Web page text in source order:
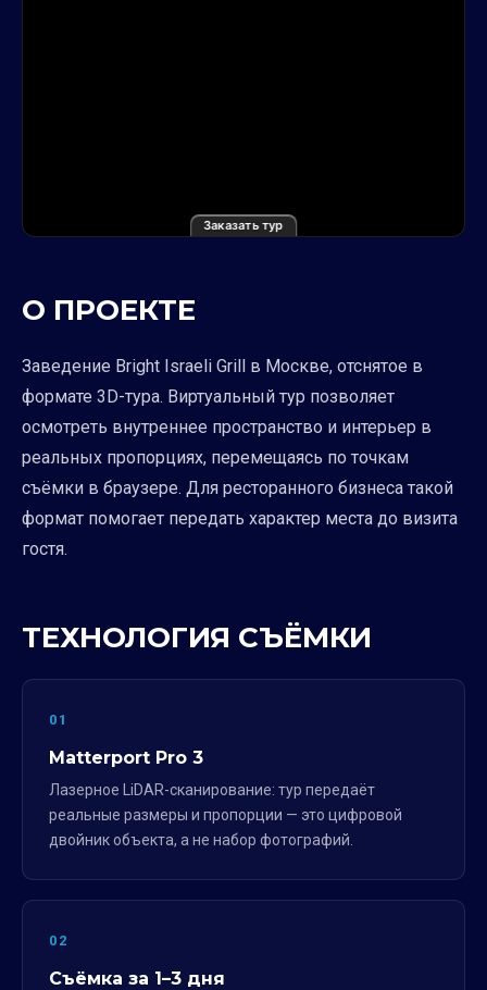
Заказать тур
О ПРОЕКТЕ
Заведение Bright Israeli Grill в Москве, отснятое в
формате 3D-тура. Виртуальный тур позволяет
осмотреть внутреннее пространство и интерьер в
реальных пропорциях, перемещаясь по точкам
съёмки в браузере. Для ресторанного бизнеса такой
формат помогает передать характер места до визита
гостя.
ТЕХНОЛОГИЯ СЪЁМКИ
01
Matterport Pro 3
Лазерное LiDAR-сканирование: тур передаёт
реальные размеры и пропорции — это цифровой
двойник объекта, а не набор фотографий.
02
Съёмка за 1–3 дня